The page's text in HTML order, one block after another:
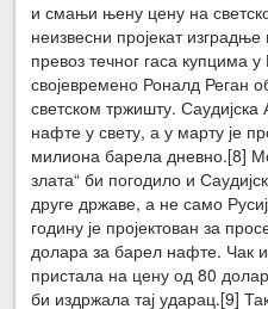
и смањи њену цену на
неизвесни пројекат
превоз течног гаса купцима
својевремено Роналд Реган
светском тржишту. Саудијска
нафте у свету, а у марту је
милиона барела дневно.[8]
злата“ би погодило и
друге државе, а не само
годину је пројектован за
долара за барел нафте. Чак
пристала на цену од 80
би издржала тај ударац.[9]